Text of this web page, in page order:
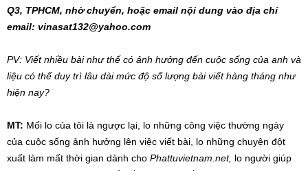
Q3, TPHCM, nhờ chuyển, hoặc email nội dung vào địa chỉ
email: vinasat132@yahoo.com
PV: Viết nhiều bài như thế có ảnh hưởng đến cuộc sống của anh và
liệu có thể duy trì lâu dài mức độ số lượng bài viết hàng tháng như
hiện nay?
MT: Mối lo của tôi là ngược lại, lo những công việc thường ngày
của cuộc sống ảnh hưởng lên việc viết bài, lo những chuyện đột
xuất làm mất thời gian dành cho Phattuvietnam.net, lo người giúp